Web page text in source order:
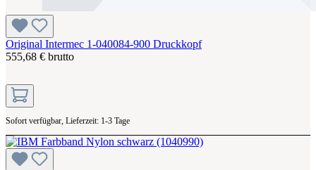
Original Intermec 1-040084-900 Druckkopf
555,68 € brutto
Sofort verfügbar, Lieferzeit: 1-3 Tage